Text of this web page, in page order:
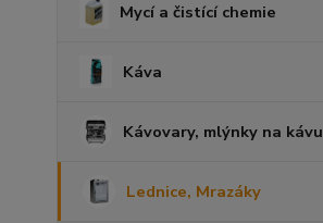
Mycí a čistící chemie
Káva
Kávovary, mlýnky na kávu
Lednice, Mrazáky